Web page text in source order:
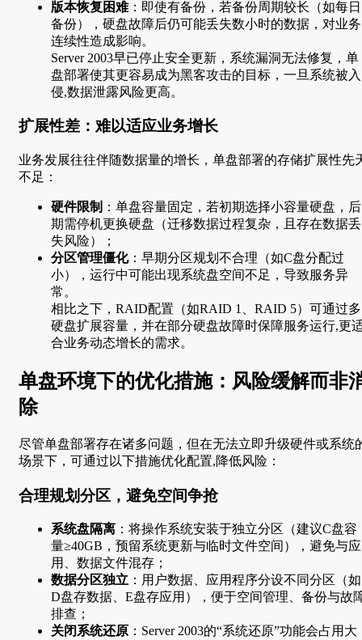
版本恢复困难：即使有备份，若备份周期较长（如每日
备份），硬盘故障后仍可能丢失数小时的数据，对业务
连续性造成影响。
Server 2003早已停止安全更新，系统漏洞无法修复，单
盘部署使其更容易成为黑客攻击的目标，一旦系统被入
侵,数据泄露风险更高。
扩展性差：难以适应业务增长
业务发展往往伴随数据量的增长，单盘部署的存储扩展性先
不足：
硬件限制 ：单盘容量固定，若初期选择小容量硬盘，后
期需停机更换硬盘（迁移数据过程复杂，且存在数据丢
失风险）；
分区管理僵化：早期分区规划不合理（如C盘分配过
小），运行中可能出现系统盘空间不足，导致服务异
常。
相比之下，RAID配置（如RAID 1、RAID 5）可通过多
硬盘扩展容量，并在部分硬盘故障时保障服务运行,更
合业务动态增长的需求。
单盘环境下的优化措施：风险缓解而非
除
尽管单盘部署存在诸多问题，但在无法立即升级硬件或系统
场景下，可通过以下措施优化配置,降低风险：
合理规划分区，避免空间争抢
系统盘隔离 ：将操作系统安装于独立分区（建议C盘容
量≥40GB，预留系统更新与临时文件空间），避免与应
用、数据文件混存；
数据分区独立 ：用户数据、应用程序分设不同分区（如
D盘存数据、E盘存应用），便于空间管理、备份与故
排查；
关闭系统还原 ：Server 2003的“系统还原”功能会占用大